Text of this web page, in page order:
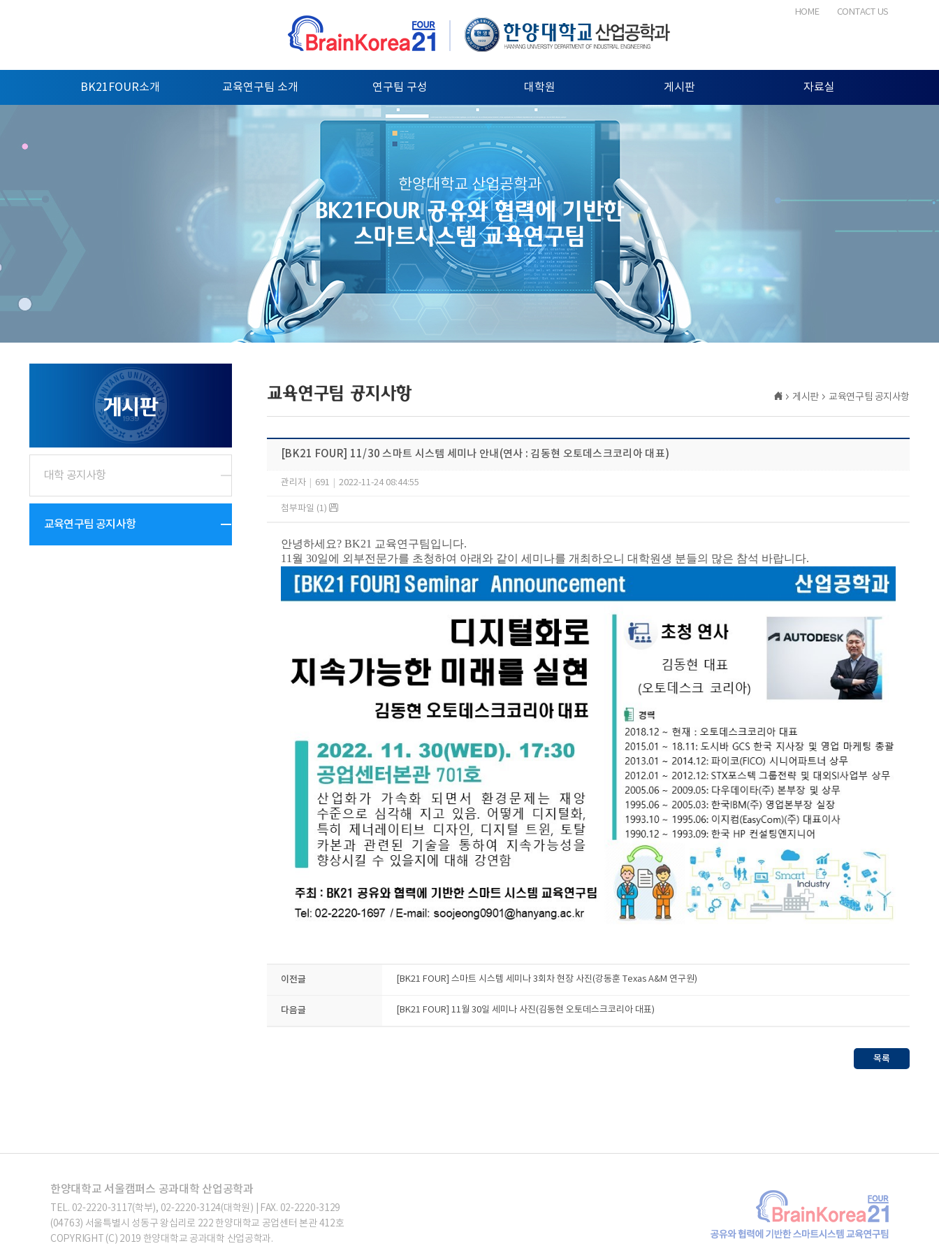
HOME CONTACT US
BK21FOUR소개 교육연구팀 소개 연구팀 구성 대학원 게시판 자료실
한양대학교 산업공학과
BK21FOUR 공유와 협력에 기반한
스마트시스템 교육연구팀
게시판
대학 공지사항
교육연구팀 공지사항
교육연구팀 공지사항 게시판 교육연구팀 공지사항
[BK21 FOUR] 11/30 스마트 시스템 세미나 안내(연사 : 김동현 오토데스크코리아 대표)
관리자 691 2022-11-24 08:44:55
첨부파일 (1)
안녕하세요? BK21 교육연구팀입니다.
11월 30일에 외부전문가를 초청하여 아래와 같이 세미나를 개최하오니 대학원생 분들의 많은 참석 바랍니다.
이전글 [BK21 FOUR] 스마트 시스템 세미나 3회차 현장 사진(강동훈 Texas A&M 연구원)
다음글 [BK21 FOUR] 11월 30일 세미나 사진(김동현 오토데스크코리아 대표)
목록
한양대학교 서울캠퍼스 공과대학 산업공학과
TEL. 02-2220-3117(학부), 02-2220-3124(대학원) | FAX. 02-2220-3129
(04763) 서울특별시 성동구 왕십리로 222 한양대학교 공업센터 본관 412호
COPYRIGHT (C) 2019 한양대학교 공과대학 산업공학과.